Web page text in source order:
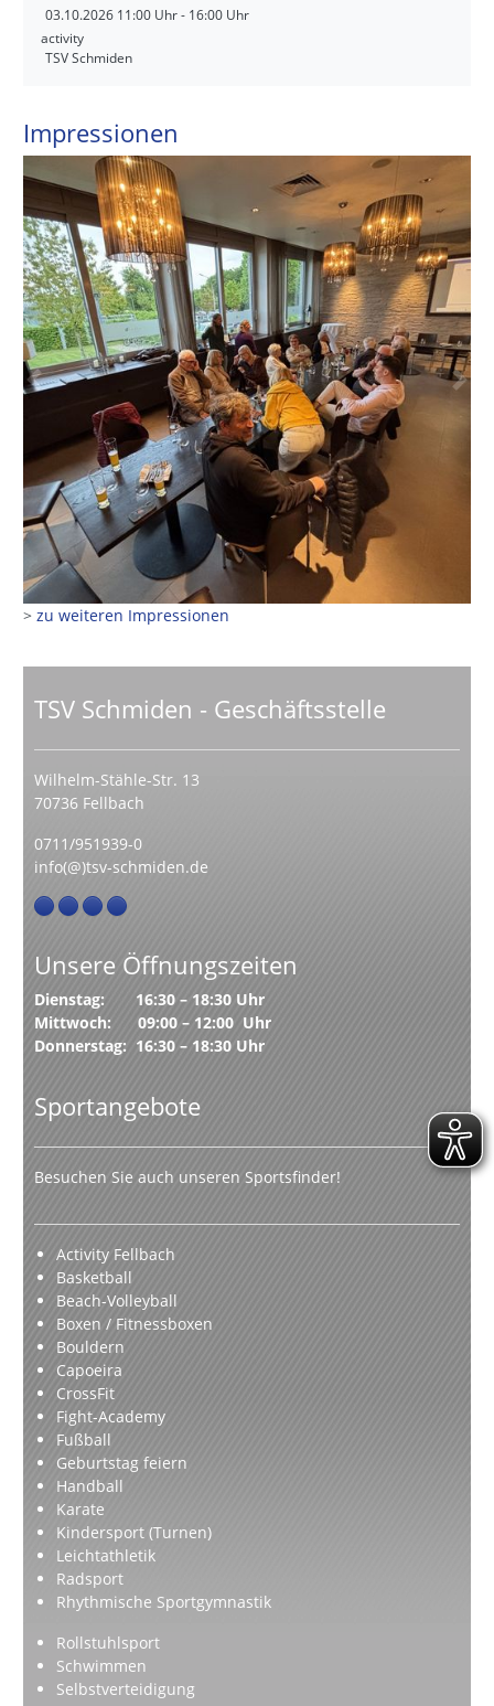
03.10.2026 11:00 Uhr - 16:00 Uhr
activity
TSV Schmiden
Impressionen
Previous Next
> zu weiteren Impressionen
TSV Schmiden - Geschäftsstelle
Wilhelm-Stähle-Str. 13
70736 Fellbach
0711/951939-0
info(@)tsv-schmiden.de
Unsere Öffnungszeiten
Dienstag: 16:30 – 18:30 Uhr
Mittwoch: 09:00 – 12:00 Uhr
Donnerstag: 16:30 – 18:30 Uhr
Sportangebote
Besuchen Sie auch unseren Sportsfinder!
Activity Fellbach
Basketball
Beach-Volleyball
Boxen / Fitnessboxen
Bouldern
Capoeira
CrossFit
Fight-Academy
Fußball
Geburtstag feiern
Handball
Karate
Kindersport (Turnen)
Leichtathletik
Radsport
Rhythmische Sportgymnastik
Rollstuhlsport
Schwimmen
Selbstverteidigung